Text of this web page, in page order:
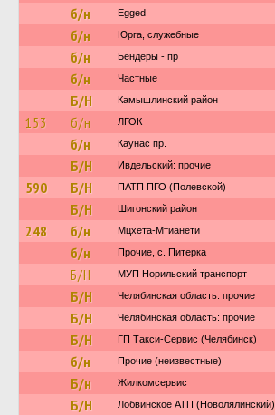
б/н Egged
б/н Юрга, служебные
б/н Бендеры - пр
б/н Частные
Б/Н Камышлинский район
153 б/н ЛГОК
б/н Каунас пр.
Б/Н Ивдельский: прочие
590 Б/Н ПАТП ПГО (Полевской)
Б/Н Шигонский район
248 б/н Мцхета-Мтианети
б/н Прочие, с. Питерка
Б/Н МУП Норильский транспорт
Б/Н Челябинская область: прочие
Б/Н Челябинская область: прочие
Б/Н ГП Такси-Сервис (Челябинск)
б/н Прочие (неизвестные)
Б/н Жилкомсервис
Б/Н Лобвинское АТП (Новолялинский)